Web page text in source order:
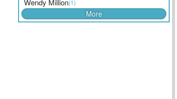
Wendy Million(1)
More